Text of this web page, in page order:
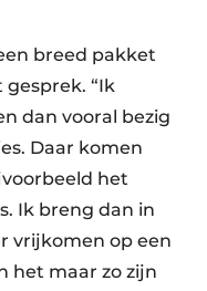
breed pakket
“Ik
dan vooral bezig
Daar komen
het
Ik breng dan in
vrijkomen op een
het maar zo zijn